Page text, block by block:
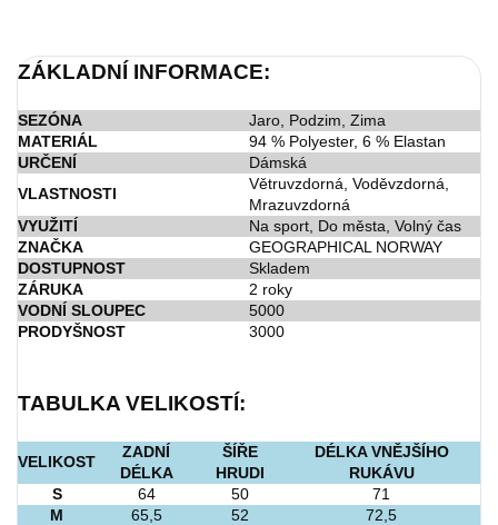
ZÁKLADNÍ INFORMACE:
SEZÓNA
Jaro, Podzim, Zima
MATERIÁL
94 % Polyester, 6 % Elastan
URČENÍ
Dámská
VLASTNOSTI
Větruvzdorná, Voděvzdorná,
Mrazuvzdorná
VYUŽITÍ
Na sport, Do města, Volný čas
ZNAČKA
GEOGRAPHICAL NORWAY
DOSTUPNOST
Skladem
ZÁRUKA
2 roky
VODNÍ SLOUPEC
5000
PRODYŠNOST
3000
TABULKA VELIKOSTÍ:
VELIKOST
ZADNÍ
DÉLKA
ŠÍŘE
HRUDI
DÉLKA VNĚJŠÍHO
RUKÁVU
S
64 50
71
M
65,5 52
72,5